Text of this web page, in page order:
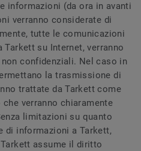
informazioni (da ora in avanti
verranno considerate di
tutte le comunicazioni
su Internet, verranno
confidenziali. Nel caso in
la trasmissione di
trattate da Tarkett come
verranno chiaramente
limitazioni su quanto
di informazioni a Tarkett,
Tarkett assume il diritto